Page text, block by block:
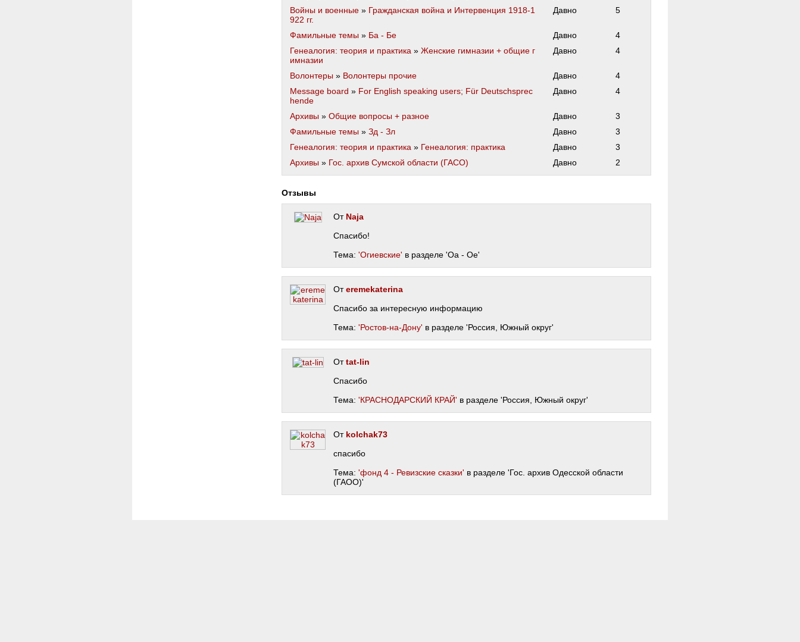
Войны и военные » Гражданская война и Интервенция 1918-1
922 гг.
Давно 5
Фамильные темы » Ба - Бе Давно
4
Генеалогия: теория и практика » Женские гимназии + общие г
имназии
Давно 4
Волонтеры » Волонтеры прочие Давно
4
Message board » For English speaking users; Für Deutschsprec
hende
Давно 4
Архивы » Общие вопросы + разное Давно
3
Фамильные темы » Зд - Зл Давно
3
Генеалогия: теория и практика » Генеалогия: практика Давно
3
Архивы » Гос. архив Сумской области (ГАСО) Давно 2
Отзывы
От Naja
Спасибо!
Тема: 'Огиевские' в разделе 'Оа - Ое'
Отeremekaterina
Спасибо за интересную информацию
Тема: 'Ростов-на-Дону' в разделе 'Россия, Южный округ'
Отtat-lin
Спасибо
Тема: 'КРАСНОДАРСКИЙ КРАЙ' в разделе 'Россия, Южный округ'
От kolchak73
спасибо
Тема: 'фонд 4 - Ревизские сказки' в разделе 'Гос. архив Одесской области
(ГАОО)'